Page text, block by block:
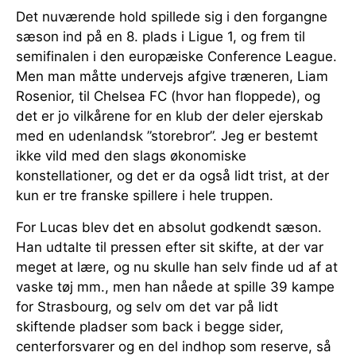
Det nuværende hold spillede sig i den forgangne
sæson ind på en 8. plads i Ligue 1, og frem til
semifinalen i den europæiske Conference League.
Men man måtte undervejs afgive træneren, Liam
Rosenior, til Chelsea FC (hvor han floppede), og
det er jo vilkårene for en klub der deler ejerskab
med en udenlandsk ”storebror”. Jeg er bestemt
ikke vild med den slags økonomiske
konstellationer, og det er da også lidt trist, at der
kun er tre franske spillere i hele truppen.
For Lucas blev det en absolut godkendt sæson.
Han udtalte til pressen efter sit skifte, at der var
meget at lære, og nu skulle han selv finde ud af at
vaske tøj mm., men han nåede at spille 39 kampe
for Strasbourg, og selv om det var på lidt
skiftende pladser som back i begge sider,
centerforsvarer og en del indhop som reserve, så